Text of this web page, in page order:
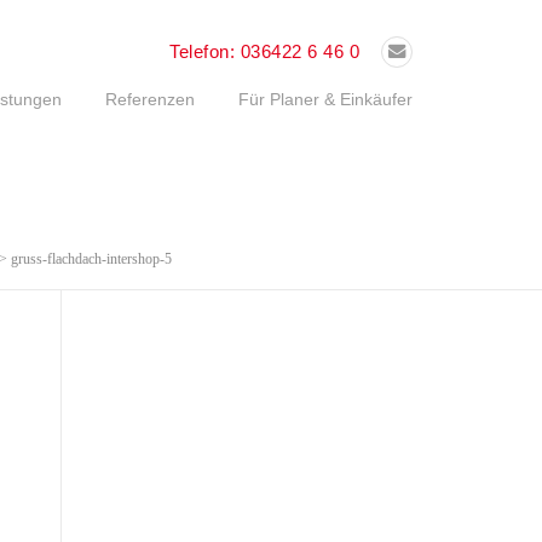
Telefon: 036422 6 46 0
Referenzen Für Planer & Einkäufer
gruss-flachdach-intershop-5